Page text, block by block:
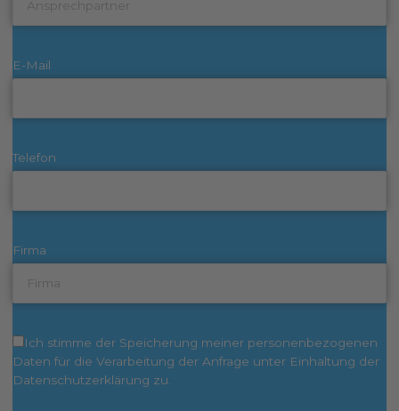
E-Mail
Telefon
Firma
Ich stimme der Speicherung meiner personenbezogenen
Daten für die Verarbeitung der Anfrage unter Einhaltung der
Datenschutzerklärung zu.